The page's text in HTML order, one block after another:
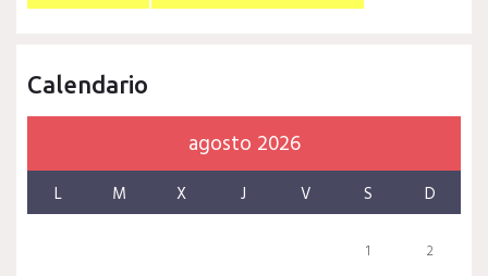
Calendario
agosto 2026
L M X J V S D
1 2